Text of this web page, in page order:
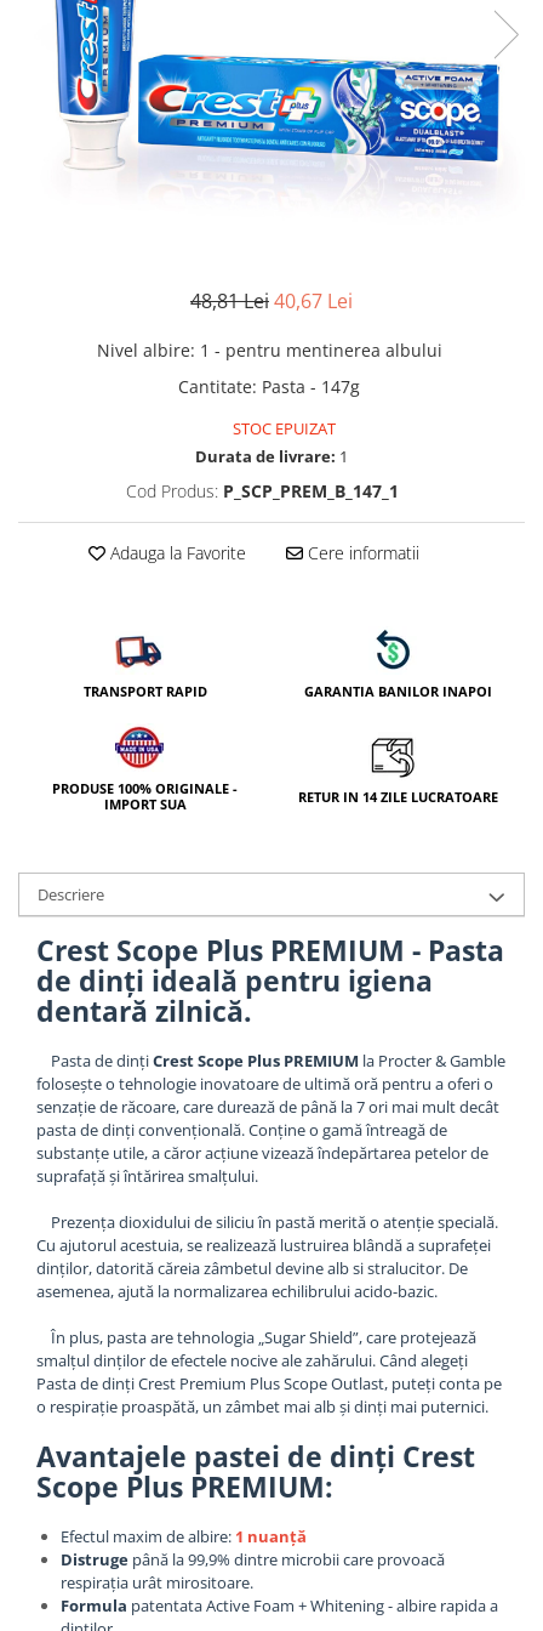
48,81 Lei40,67 Lei
Nivel albire: 1 - pentru mentinerea albului
Cantitate: Pasta - 147g
STOC EPUIZAT
Durata de livrare: 1
Cod Produs: P_SCP_PREM_B_147_1
Adauga la Favorite Cere informatii
TRANSPORT RAPID GARANTIA BANILOR INAPOI
PRODUSE 100% ORIGINALE -
IMPORT SUA
RETUR IN 14 ZILE LUCRATOARE
Descriere
Crest Scope Plus PREMIUM - Pasta
de dinți ideală pentru igiena
dentară zilnică.
Pasta de dințiCrest Scope Plus PREMIUM la Procter & Gamble
folosește o tehnologie inovatoare de ultimă oră pentru a oferi o
senzație de răcoare, care durează de până la 7 ori mai mult decât
pasta de dinți convențională. Conține o gamă întreagă de
substanțe utile, a căror acțiune vizează îndepărtarea petelor de
suprafață și întărirea smalțului.
Prezența dioxidului de siliciu în pastă merită o atenție specială.
Cu ajutorul acestuia, se realizează lustruirea blândă a suprafeței
dinților, datorită căreia zâmbetul devine alb si stralucitor. De
asemenea, ajută la normalizarea echilibrului acido-bazic.
În plus, pasta are tehnologia „Sugar Shield”, care protejează
smalțul dinților de efectele nocive ale zahărului. Când alegeți
Pasta de dinți Crest Premium Plus Scope Outlast, puteți conta pe
o respirație proaspătă, un zâmbet mai alb și dinți mai puternici.
Avantajele pastei de dinți Crest
Scope Plus PREMIUM:
Efectul maxim de albire: 1 nuanță
Distruge până la 99,9% dintre microbii care provoacă
respirația urât mirositoare.
Formula patentata Active Foam + Whitening - albire rapida a